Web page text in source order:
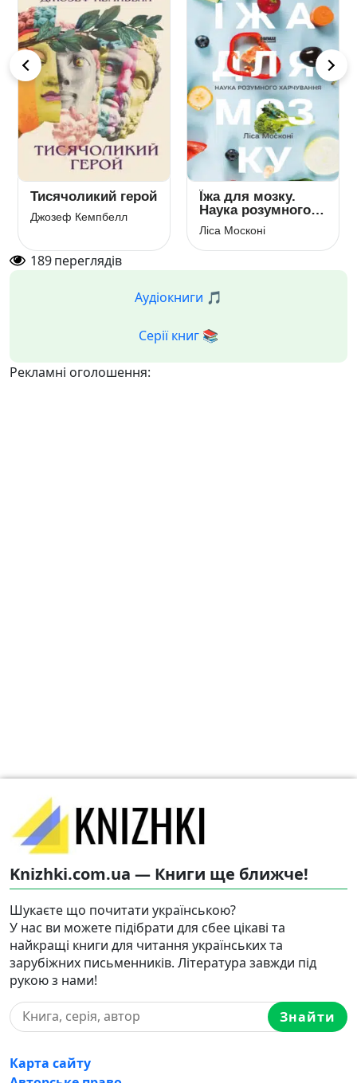
Тисячоликий герой
Джозеф Кемпбелл
Їжа для мозку.
Наука розумного
харчування
Ліса Москоні
189переглядів
Аудіокниги 🎵
Серії книг 📚
Рекламні оголошення:
Knizhki.com.ua — Книги ще ближче!
Шукаєте що почитати українською?
У нас ви можете підібрати для сбее цікаві та
найкращі книги для читання українських та
зарубіжних письменників. Література завжди під
рукою з нами!
Знайти
Карта сайту